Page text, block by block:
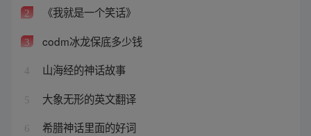
2 《我就是一个笑话》
3 codm冰龙保底多少钱
4 山海经的神话故事
5 大象无形的英文翻译
6 希腊神话里面的好词